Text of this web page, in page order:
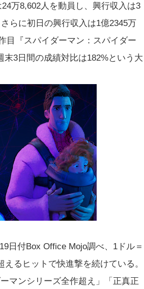
万8,602人を動員し、興行収入は3
らに初日の興行収入は1億2345万
目『スパイダーマン：スパイダー
3日間の成績対比は182%という大
日付Box Office Mojo調べ、1ドル＝
るヒットで快進撃を続けている。
マンシリーズ全作超え」「正真正